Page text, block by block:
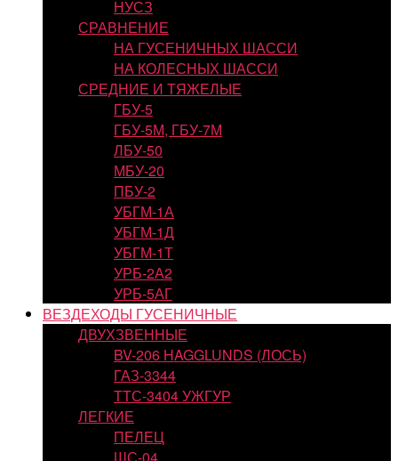
НУСЗ
СРАВНЕНИЕ
НА ГУСЕНИЧНЫХ ШАССИ
НА КОЛЕСНЫХ ШАССИ
СРЕДНИЕ И ТЯЖЕЛЫЕ
ГБУ-5
ГБУ-5М, ГБУ-7М
ЛБУ-50
МБУ-20
ПБУ-2
УБГМ-1А
УБГМ-1Д
УБГМ-1Т
УРБ-2А2
УРБ-5АГ
ВЕЗДЕХОДЫ ГУСЕНИЧНЫЕ
ДВУХЗВЕННЫЕ
BV-206 HAGGLUNDS (ЛОСЬ)
ГАЗ-3344
ТТС-3404 УЖГУР
ЛЕГКИЕ
ПЕЛЕЦ